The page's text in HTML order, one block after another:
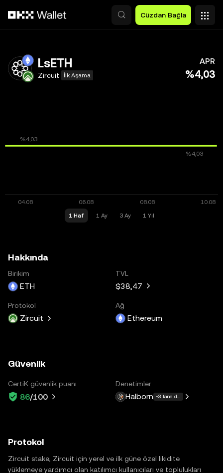
Cüzdan Bağla
LsETH
Zircuit İlk Aşama
APR
%4,03
1 Haf 1 Ay 3 Ay 1 Yıl
Hakkında
Birikim
ETH
TVL
$38,47
Protokol
Zircuit
Ağ
Ethereum
Güvenlik
CertiK güvenlik puanı
86/100
Denetimler
Halborn +3 tane daha
Protokol
Zircuit stake, Zircuit için yerel ve ilk güne özel likidite
yüklemeye yardımcı olan katılımcı kullanıcıları ve toplulukları